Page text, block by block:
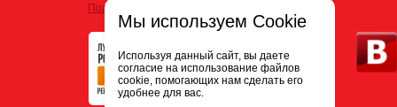
Политика обработки персональных данных
Мы используем Cookie
Используя данный сайт, вы даете
согласие на использование файлов
cookie, помогающих нам сделать его
удобнее для вас.